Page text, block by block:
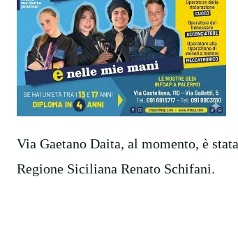
Via Gaetano Daita, al momento, è
Regione Siciliana Renato Schifani.